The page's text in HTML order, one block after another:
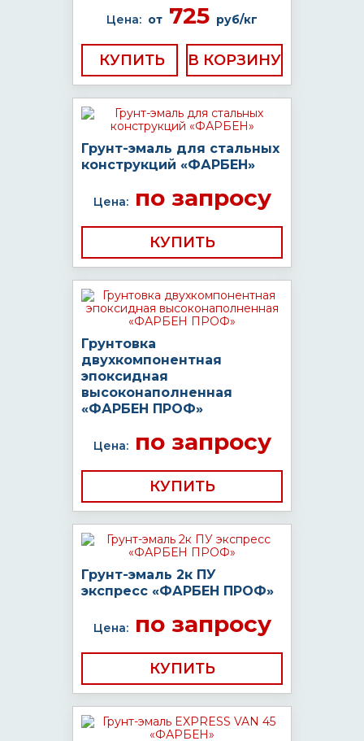
Цена: от 725 руб/кг
КУПИТЬ
Грунт-эмаль для стальных
конструкций «ФАРБЕН»
Цена:по запросу
КУПИТЬ
Грунтовка
двухкомпонентная
эпоксидная
высоконаполненная
«ФАРБЕН ПРОФ»
Цена:по запросу
КУПИТЬ
Грунт-эмаль 2к ПУ
экспресс «ФАРБЕН ПРОФ»
Цена:по запросу
КУПИТЬ